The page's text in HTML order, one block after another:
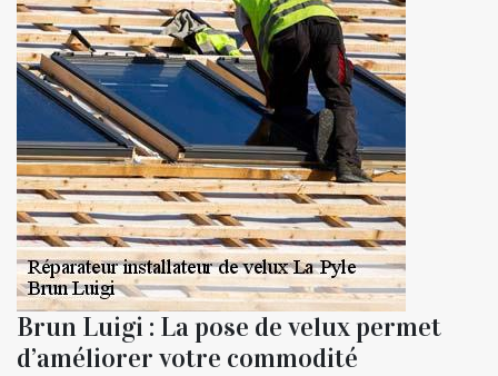
Brun Luigi : La pose de velux permet
d’améliorer votre commodité